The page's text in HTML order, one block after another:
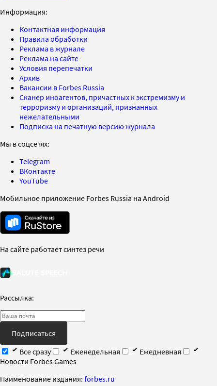
Информация:
Контактная информация
Правила обработки
Реклама в журнале
Реклама на сайте
Условия перепечатки
Архив
Вакансии в Forbes Russia
Сканер иноагентов, причастных к экстремизму и
терроризму и организаций, признанных
нежелательными
Подписка на печатную версию журнала
Мы в соцсетях:
Telegram
ВКонтакте
YouTube
Мобильное приложение Forbes Russia на Android
На сайте работает синтез речи
Рассылка:
Подписаться
Все сразу
Еженедельная
Ежедневная
Новости Forbes Games
Наименование издания: forbes.ru